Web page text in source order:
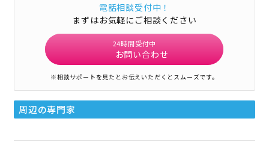
電話相談受付中！
まずはお気軽にご相談ください
24時間受付中
お問い合わせ
※相談サポートを見たとお伝えいただくとスムーズです。
周辺の専門家